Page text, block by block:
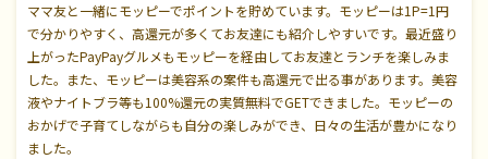
ママ友と一緒にモッピーでポイントを貯めています。モッピーは1P=1円
で分かりやすく、高還元が多くてお友達にも紹介しやすいです。最近盛り
上がったPayPayグルメもモッピーを経由してお友達とランチを楽しみま
した。また、モッピーは美容系の案件も高還元で出る事があります。美容
液やナイトブラ等も100%還元の実質無料でGETできました。モッピーの
おかげで子育てしながらも自分の楽しみができ、日々の生活が豊かになり
ました。